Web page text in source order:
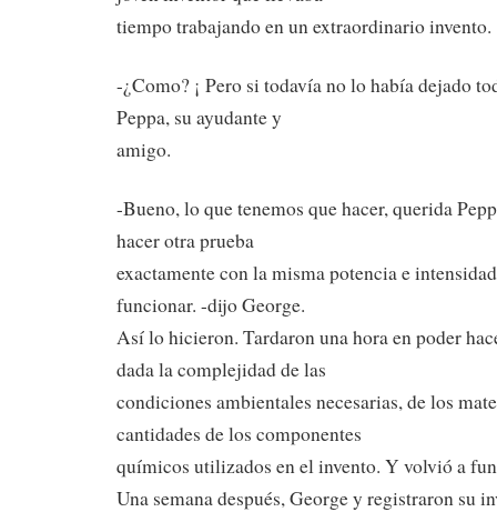
tiempo trabajando en un extraordinario invento.
-¿Como? ¡ Pero si todavía no lo había dejado
Peppa, su ayudante y
amigo.
-Bueno, lo que tenemos que hacer, querida
hacer otra prueba
exactamente con la misma potencia e
funcionar. -dijo George.
Así lo hicieron. Tardaron una hora en poder
dada la complejidad de las
condiciones ambientales necesarias, de los
cantidades de los componentes
químicos utilizados en el invento. Y volvió a
Una semana después, George y registraron su